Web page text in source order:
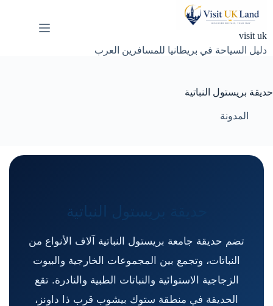
visit uk
دليل السياحة في بريطانيا للمسافرين العرب
حديقة بريستول النباتية
المدونة
حديقة بريستول النباتية
تضم حديقة جامعة بريستول النباتية آلاف الأنواع من
النباتات، وتجمع بين المجموعات الخارجية والبيوت
الزجاجية الاستوائية والنباتات الطبية والنادرة. تقع
الحديقة في منطقة ستوك بيشوب قرب ذا داونز،